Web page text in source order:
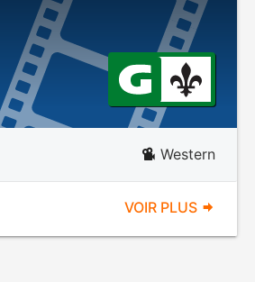
Western
VOIR PLUS